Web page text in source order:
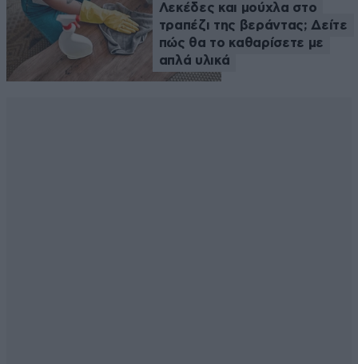
Λεκέδες και μούχλα στο
τραπέζι της βεράντας; Δείτε
πώς θα το καθαρίσετε με
απλά υλικά